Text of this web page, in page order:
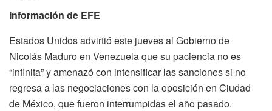
Información de EFE
Estados Unidos advirtió este jueves al Gobierno de
Nicolás Maduro en Venezuela que su paciencia no es
“infinita” y amenazó con intensificar las sanciones si no
regresa a las negociaciones con la oposición en Ciudad
de México, que fueron interrumpidas el año pasado.